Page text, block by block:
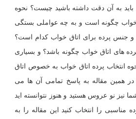
به آن دقت داشته باشید چیست؟ نحوه
خواب چگونه است و به چه عواملی بستگی
و جنس پرده برای اتاق خواب کدام است؟
های اتاق خواب چگونه باشد؟ و بسیاری
انتخاب پرده اتاق خواب به خصوص اتاق
همین مقاله به پاسخ تمامی آن ها می
نیز نو عروس هستید و هنوز نتوانسته اید
مناسبی را انتخاب کنید این مقاله را به